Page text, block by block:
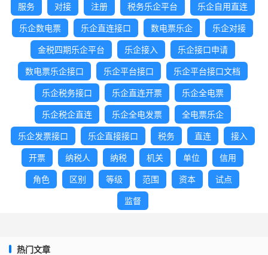
服务 对接 注册 税务乐企平台 乐企自用直连
乐企数电票 乐企直连接口 数电票乐企 乐企对接
金税四期乐企平台 乐企接入 乐企接口申请
数电票乐企接口 乐企平台接口 乐企平台接口文档
乐企税务接口 乐企直连开票 乐企全电票
乐企税企直连 乐企全电发票 全电票乐企
乐企发票接口 乐企直接接口 税务 直连 接入
开票 纳税人 纳税 机关 单位 信用
角色 区别 等级 范围 资本 试点
监督
热门文章